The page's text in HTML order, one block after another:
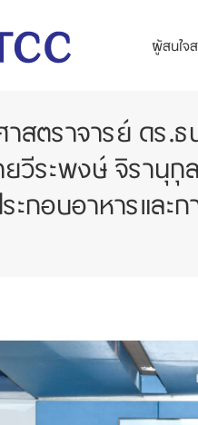
ผู้สนใจ
สตราจารย์ ดร.
ยวีระพงษ์ จิรานุกุ
ะกอบอาหารและ